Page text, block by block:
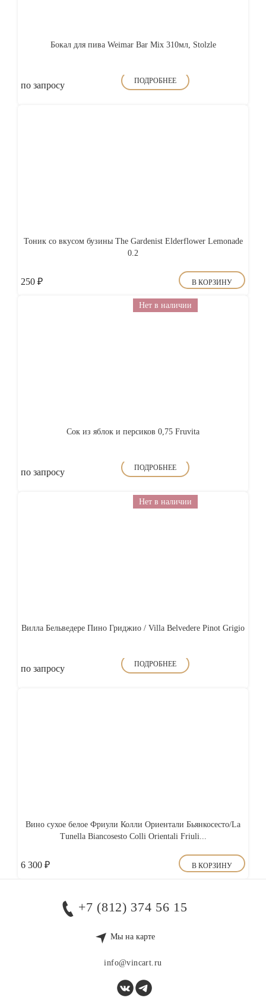
Бокал для пива Weimar Bar Mix 310мл, Stolzle
по запросу ПОДРОБНЕЕ
Тоник со вкусом бузины The Gardenist Elderflower Lemonade
0.2
250 ₽ В КОРЗИНУ
Нет в наличии
Сок из яблок и персиков 0,75 Fruvita
по запросу ПОДРОБНЕЕ
Нет в наличии
Вилла Бельведере Пино Гриджио / Villa Belvedere Pinot Grigio
по запросу ПОДРОБНЕЕ
Вино сухое белое Фриули Колли Ориентали Бьянкосесто/La
Tunella Biancosesto Colli Orientali Friuli...
6 300 ₽ В КОРЗИНУ
+7 (812) 374 56 15
Мы на карте
info@vincart.ru